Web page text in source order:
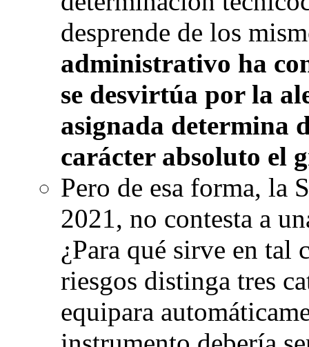
desprende de los
administrativo ha
se desvirtúa por la
asignada determina
carácter absoluto el
Pero de esa forma, la
2021, no contesta a
¿Para qué sirve en tal
riesgos distinga tres
equipara